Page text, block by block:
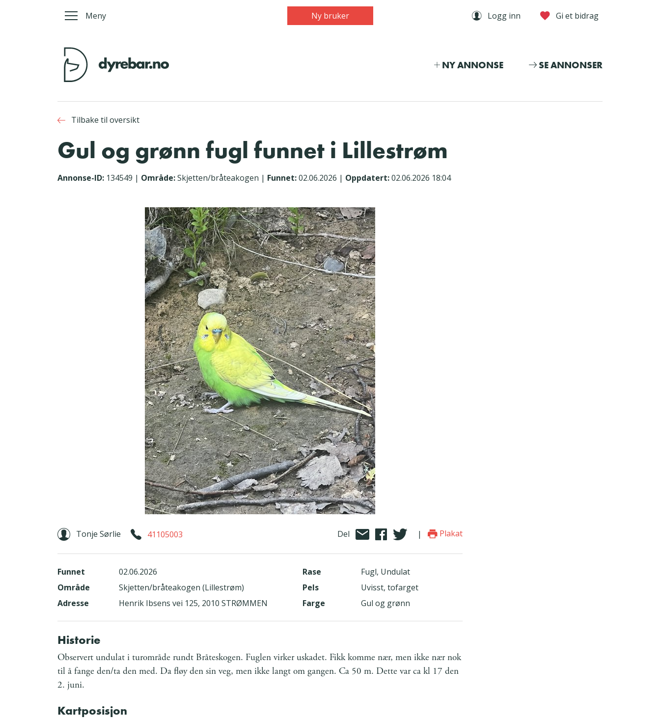
Meny Ny bruker Logg inn Gi et bidrag
NY ANNONSE SE ANNONSER
Tilbake til oversikt
Gul og grønn fugl funnet i Lillestrøm
Annonse-ID: 134549 | Område:Skjetten/bråteakogen | Funnet:02.06.2026 | Oppdatert:02.06.2026 18:04
Tonje Sørlie 41105003 Del | Plakat
Funnet
02.06.2026
Område
Skjetten/bråteakogen (Lillestrøm)
Adresse
Henrik Ibsens vei 125, 2010 STRØMMEN
Rase
Fugl, Undulat
Pels
Uvisst, tofarget
Farge
Gul og grønn
Historie
Observert undulat i turområde rundt Bråteskogen. Fuglen virker uskadet. Fikk komme nær, men ikke nær nok
til å fange den/ta den med. Da fløy den sin veg, men ikke langt om gangen. Ca 50 m. Dette var ca kl 17 den
2. juni.
Kartposisjon